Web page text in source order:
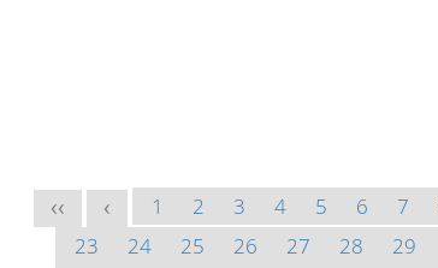
<< < 1 2 3 4 5 6 7
23
24 25 26 27 28 29